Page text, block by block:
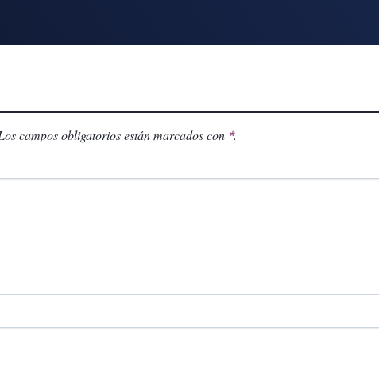
campos obligatorios están marcados con *.